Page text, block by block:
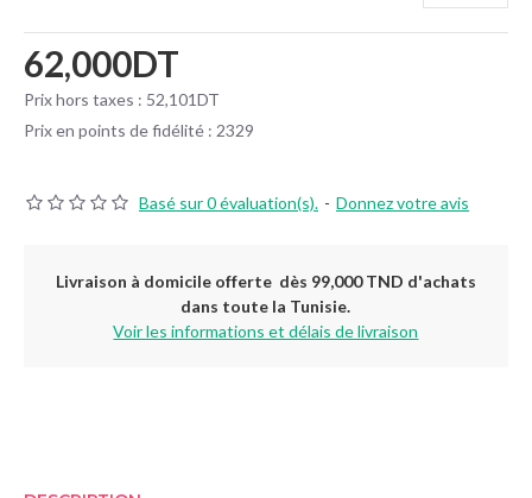
Basé sur 0 évaluation(s). - Donnez votre avis
62,000DT
Prix hors taxes : 52,101DT
Prix en points de fidélité : 2329
Livraison à domicile offerte dès 99,000 TND d'achats
dans toute la Tunisie.
Voir les informations et délais de livraison